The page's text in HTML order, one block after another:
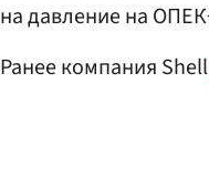
на давление на
Ранее компания Shell